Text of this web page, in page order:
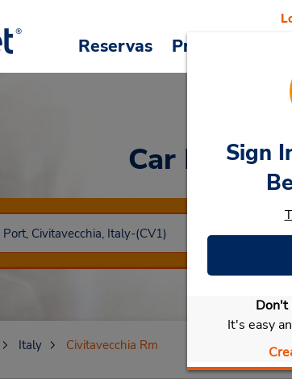
Reservas Promoções
Car Rental
Sign
Don't
It's easy
Italy Civitavecchia Rm